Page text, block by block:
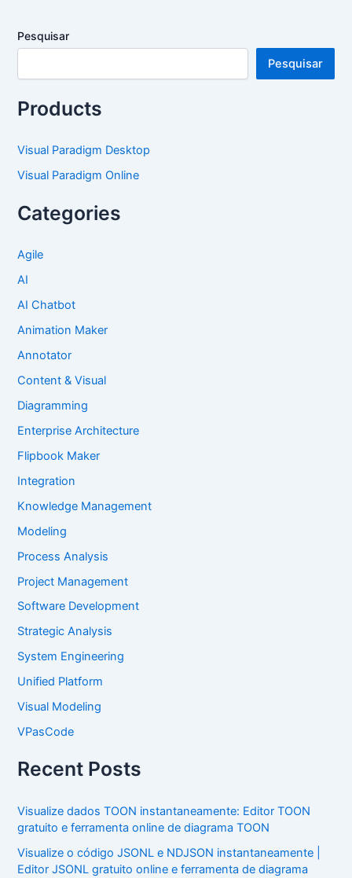
Pesquisar
Pesquisar
Products
Visual Paradigm Desktop
Visual Paradigm Online
Categories
Agile
AI
AI Chatbot
Animation Maker
Annotator
Content & Visual
Diagramming
Enterprise Architecture
Flipbook Maker
Integration
Knowledge Management
Modeling
Process Analysis
Project Management
Software Development
Strategic Analysis
System Engineering
Unified Platform
Visual Modeling
VPasCode
Recent Posts
Visualize dados TOON instantaneamente: Editor TOON
gratuito e ferramenta online de diagrama TOON
Visualize o código JSONL e NDJSON instantaneamente |
Editor JSONL gratuito online e ferramenta de diagrama